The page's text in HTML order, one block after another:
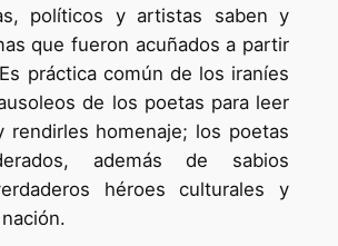
políticos y artistas saben y
que fueron acuñados a partir
práctica común de los iraníes
de los poetas para leer
rendirles homenaje; los poetas
además de sabios
héroes culturales y